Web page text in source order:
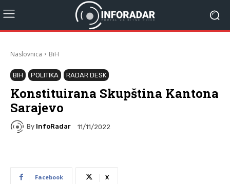
Naslovnica BiH
BIH POLITIKA RADAR DESK
Konstituirana Skupština Kantona
Sarajevo
By InfoRadar 11/11/2022
Facebook X